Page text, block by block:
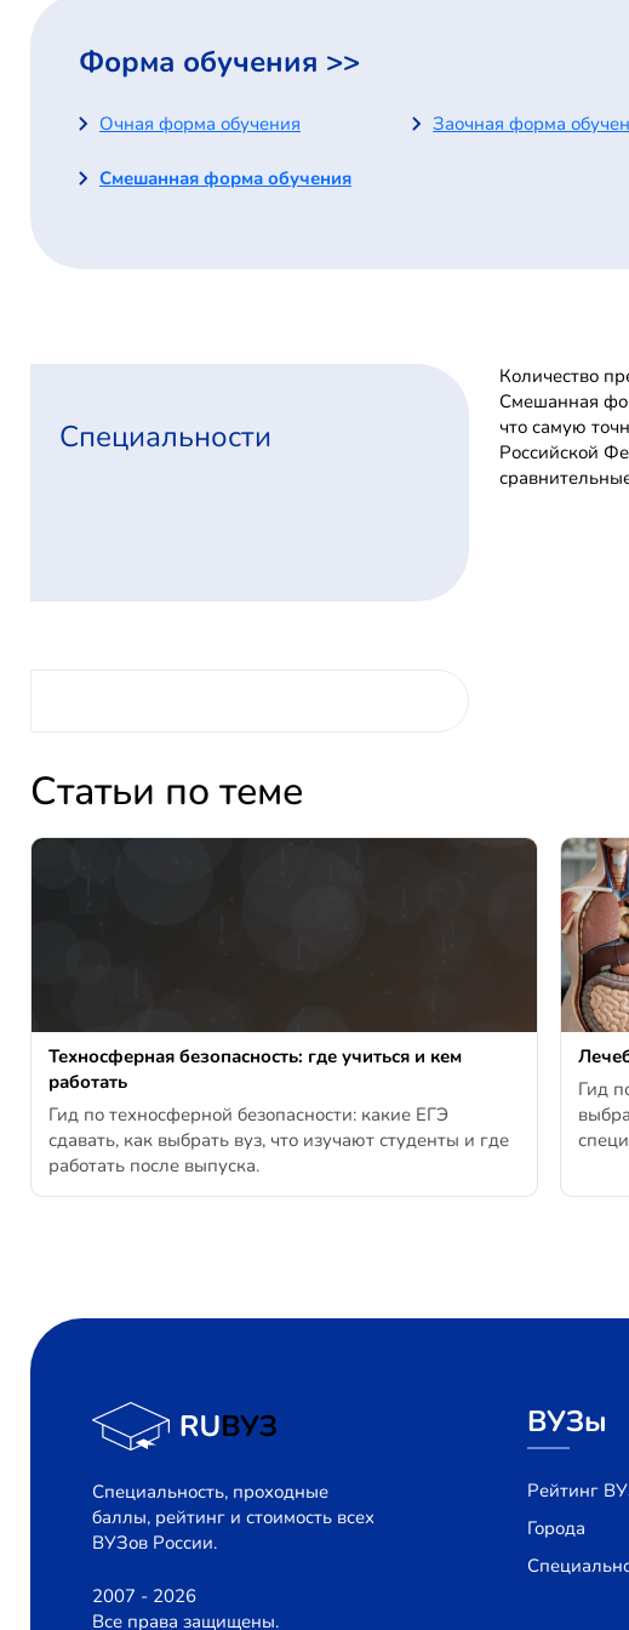
Форма обучения >>
Очная форма обучения Заочная форма
Смешанная форма обучения
Специальности
Количество
Смешанная
что самую
Российской
Статьи по теме
Техносферная безопасность: где учиться и кем
работать
Гид по техносферной безопасности: какие ЕГЭ
сдавать, как выбрать вуз, что изучают студенты и где
работать после выпуска.
Гид
Специальность, проходные
баллы, рейтинг и стоимость всех
ВУЗов России.
2007 - 2026
Все права защищены.
ВУЗы
Рейтинг
Города